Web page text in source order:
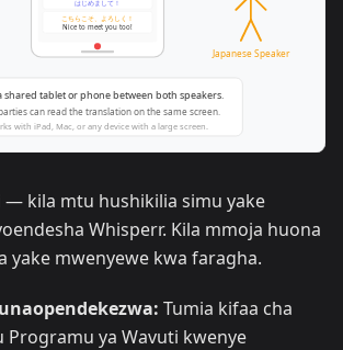
— kila mtu hushikilia simu yake
Whisperr. Kila mmoja huona
yake mwenyewe kwa faragha.
Tumia kifaa cha
Programu ya Wavuti kwenye